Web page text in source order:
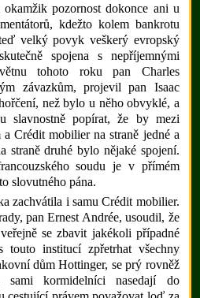
pozornost dokonce ani u
kdežto kolem bankrotu
velký povyk veškerý evropský
spojena s nepříjemnými
tohoto roku pan Charles
závazkům, projevil pan Isaac
než bylo u něho obvyklé, a
slavnostně popírat, že by mezi
a Crédit mobilier na straně jedné a
straně druhé bylo nějaké spojení.
soudu je v přímém
slovutného pána.
zachvátila i samu Crédit mobilier.
pan Ernest Andrée, usoudil, že
se zbavit jakékoli případné
touto institucí zpřetrhat všechny
dům Hottinger, se prý rovněž
kormidelníci nasedají do